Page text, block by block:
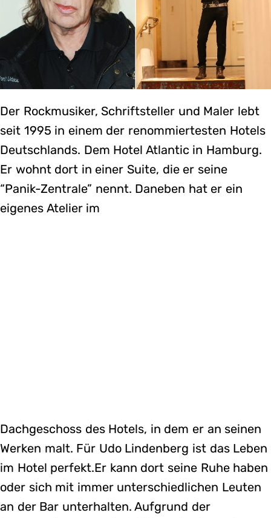
Der Rockmusiker, Schriftsteller und Maler lebt
seit 1995 in einem der renommiertesten Hotels
Deutschlands. Dem Hotel Atlantic in Hamburg.
Er wohnt dort in einer Suite, die er seine
“Panik-Zentrale” nennt. Daneben hat er ein
eigenes Atelier im
Dachgeschoss des Hotels, in dem er an seinen
Werken malt. Für Udo Lindenberg ist das Leben
im Hotel perfekt.Er kann dort seine Ruhe haben
oder sich mit immer unterschiedlichen Leuten
an der Bar unterhalten. Aufgrund der